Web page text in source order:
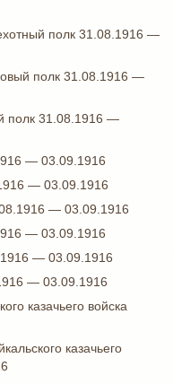
полк 31.08.1916 —
полк 31.08.1916 —
полк 31.08.1916 —
— 03.09.1916
— 03.09.1916
— 03.09.1916
— 03.09.1916
— 03.09.1916
— 03.09.1916
казачьего войска
казачьего